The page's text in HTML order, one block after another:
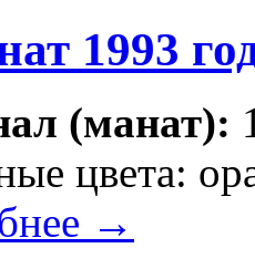
1993
(манат):
цвета:
→